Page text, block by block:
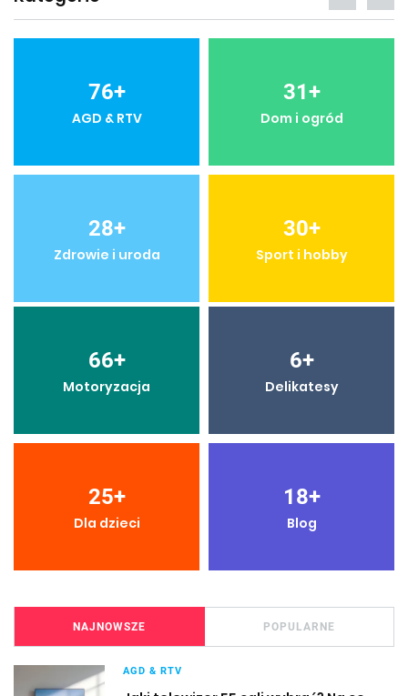
76+
AGD & RTV
31+
Dom i ogród
28+
Zdrowie i uroda
30+
Sport i hobby
66+
Motoryzacja
6+
Delikatesy
25+
Dla dzieci
18+
Blog
NAJNOWSZE POPULARNE
AGD & RTV